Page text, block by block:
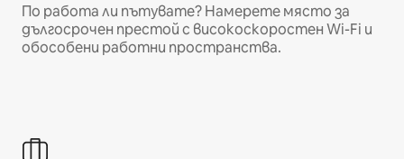
По работа ли пътувате? Намерете място за
дългосрочен престой с високоскоростен Wi-Fi и
обособени работни пространства.